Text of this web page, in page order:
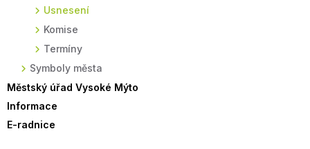
Usnesení
Komise
Termíny
Symboly města
Městský úřad Vysoké Mýto
Informace
E-radnice